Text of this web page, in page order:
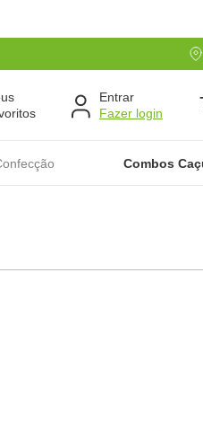
Entrar
Combos